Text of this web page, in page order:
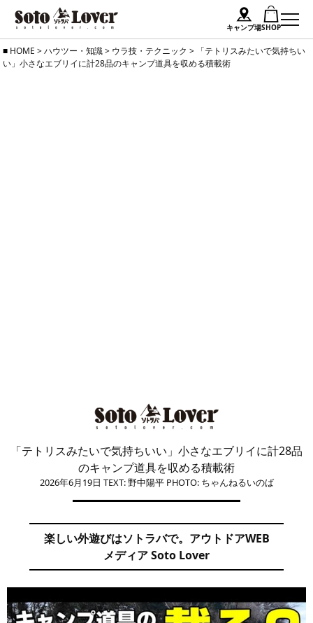
キャンプ場SHOP
Skip
to
HOME >ハウツー・知識> ウラ技・テクニック > 「テトリスみたいで気持ちい
い」小さなエブリイに計28品のキャンプ道具を収める積載術
「テトリスみたいで気持ちいい」小さなエブリイに計28品
のキャンプ道具を収める積載術
2026年6月19日 TEXT: 野中陽平 PHOTO: ちゃんねるいのば
楽しい外遊びはソトラバで。アウトドアWEB
メディア Soto Lover